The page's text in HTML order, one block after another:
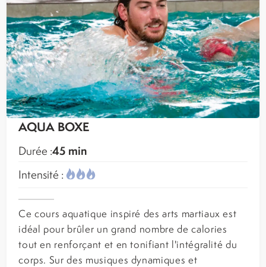
AQUA BOXE
Durée :45 min
Intensité :
Ce cours aquatique inspiré des arts martiaux est
idéal pour brûler un grand nombre de calories
tout en renforçant et en tonifiant l'intégralité du
corps. Sur des musiques dynamiques et